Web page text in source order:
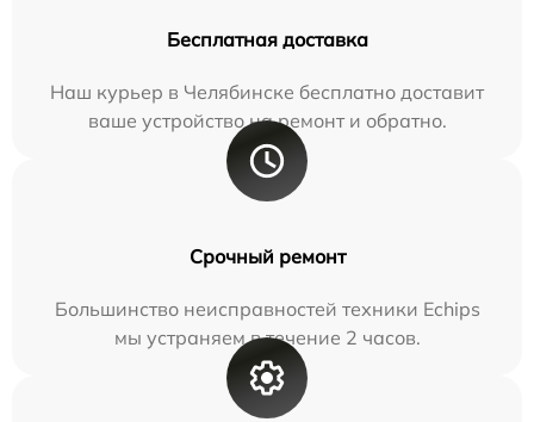
Бесплатная доставка
Наш курьер в Челябинске бесплатно доставит
ваше устройство на ремонт и обратно.
Срочный ремонт
Большинство неисправностей техники Echips
мы устраняем в течение 2 часов.